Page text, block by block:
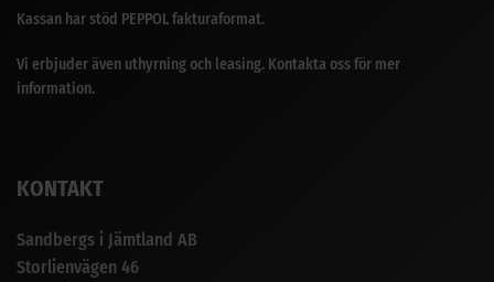
Kassan har stöd PEPPOL fakturaformat.
Vi erbjuder även uthyrning och leasing. Kontakta oss för mer
information.
KONTAKT
Sandbergs i Jämtland AB
Storlienvägen 46